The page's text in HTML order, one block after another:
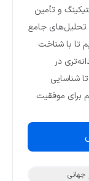
و تأمین
می‌کند. ما در بیت ۲۴ با ارائه تحلیل‌های جامع
تا با شناخت
در
شناسایی
برای موفقیت
جهانی